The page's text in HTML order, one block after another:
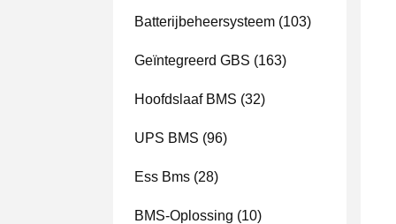
Batterijbeheersysteem (103)
Geïntegreerd GBS (163)
Hoofdslaaf BMS (32)
UPS BMS (96)
Ess Bms (28)
BMS-Oplossing (10)